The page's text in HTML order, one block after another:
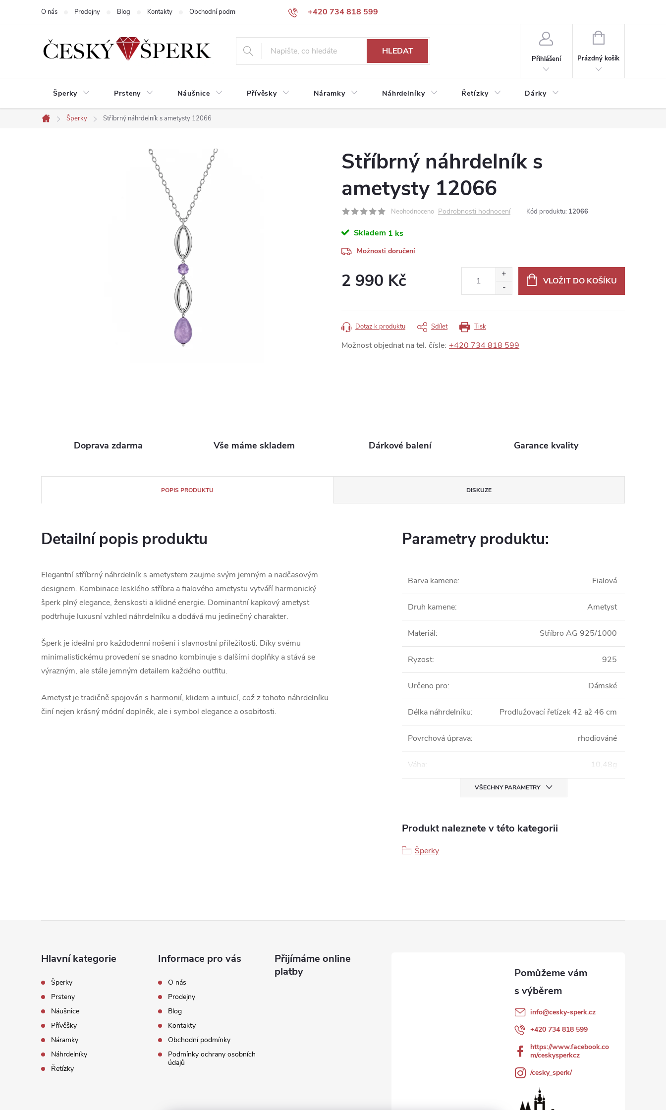
+420 734 818 599
O nás Prodejny Blog Kontakty Obchodní podmínky Podmínky ochrany osobních údajů
HLEDAT
Přihlášení
NÁKUPNÍ
Prázdný košík
Šperky Prsteny Náušnice Přívěsky Náramky Náhrdelníky Řetízky Dárky
Domů
Šperky Stříbrný náhrdelník s ametysty 12066
Stříbrný náhrdelník s
ametysty 12066
Neohodnoceno Podrobnosti hodnocení Kód produktu: 12066
Skladem 1 ks
Možnosti doručení
2 990 Kč VLOŽIT DO KOŠÍKU
Tisk
Dotaz k produktu Sdílet
Možnost objednat na tel. čísle: +420 734 818 599
Doprava zdarma Vše máme skladem Dárkové balení Garance kvality
POPIS PRODUKTU DISKUZE
Detailní popis produktu
Elegantní stříbrný náhrdelník s ametystem zaujme svým jemným a nadčasovým
designem. Kombinace lesklého stříbra a fialového ametystu vytváří harmonický
šperk plný elegance, ženskosti a klidné energie. Dominantní kapkový ametyst
podtrhuje luxusní vzhled náhrdelníku a dodává mu jedinečný charakter.
Šperk je ideální pro každodenní nošení i slavnostní příležitosti. Díky svému
minimalistickému provedení se snadno kombinuje s dalšími doplňky a stává se
výrazným, ale stále jemným detailem každého outfitu.
Ametyst je tradičně spojován s harmonií, klidem a intuicí, což z tohoto náhrdelníku
činí nejen krásný módní doplněk, ale i symbol elegance a osobitosti.
Parametry produktu:
Barva kamene: Fialová
Druh kamene: Ametyst
Materiál: Stříbro AG 925/1000
Ryzost: 925
Určeno pro: Dámské
Délka náhrdelníku: Prodlužovací řetízek 42 až 46 cm
Povrchová úprava: rhodiováné
Váha: 10,48g
VŠECHNY PARAMETRY
Produkt naleznete v této kategorii
Šperky
Hlavní kategorie
Šperky
Prsteny
Náušnice
Přívěšky
Náramky
Náhrdelníky
Řetízky
Informace pro vás
O nás
Prodejny
Blog
Kontakty
Obchodní podmínky
Podmínky ochrany osobních
údajů
Přijímáme online
platby
info@cesky-sperk.cz
+420 734 818 599
https://www.facebook.co
m/ceskysperkcz
/cesky_sperk/